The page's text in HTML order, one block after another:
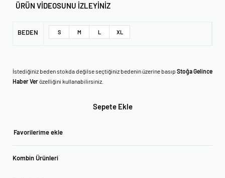
ÜRÜN VİDEOSUNU İZLEYİNİZ
BEDEN S M L XL
İstediğiniz beden stokda değilse seçtiğiniz bedenin üzerine basıp Stoğa Gelince
Haber Verözelliğini kullanabilirsiniz.
Sepete Ekle
Favorilerime ekle
Kombin Ürünleri